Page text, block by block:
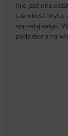
(nie jest ona
szerokość brytu,
sprzedającego.
podzielona na